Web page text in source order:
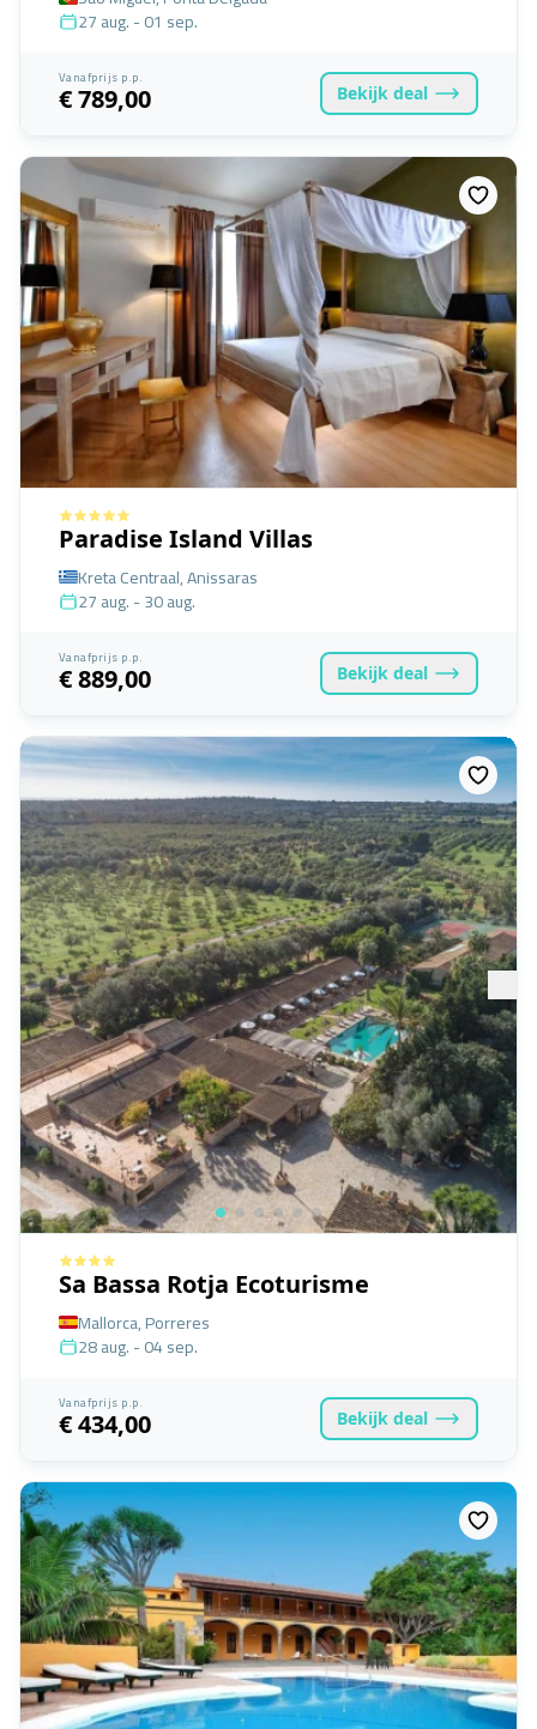
27 aug. - 01 sep.
Vanafprijs p.p.
€ 789,00 Bekijk deal
Paradise Island Villas
Kreta Centraal, Anissaras
27 aug. - 30 aug.
Vanafprijs p.p.
€ 889,00 Bekijk deal
Sa Bassa Rotja Ecoturisme
Mallorca, Porreres
28 aug. - 04 sep.
Vanafprijs p.p.
€ 434,00 Bekijk deal